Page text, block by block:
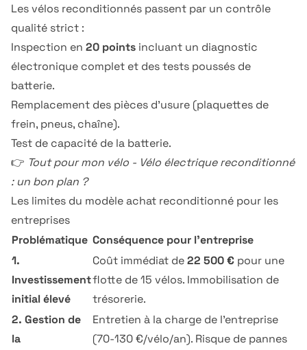
Les vélos reconditionnés passent par un contrôle
qualité strict :
Inspection en 20 points incluant un diagnostic
électronique complet et des tests poussés de
batterie.
Remplacement des pièces d'usure (plaquettes de
frein, pneus, chaîne).
Test de capacité de la batterie.
👉 Tout pour mon vélo - Vélo électrique reconditionné
: un bon plan ?
Les limites du modèle achat reconditionné pour les
entreprises
Problématique Conséquence pour l'entreprise
1.
Investissement
initial élevé
Coût immédiat de22 500 € pour une
flotte de 15 vélos. Immobilisation de
trésorerie.
2. Gestion de
la
Entretien à la charge de l'entreprise
(70-130 €/vélo/an). Risque de pannes